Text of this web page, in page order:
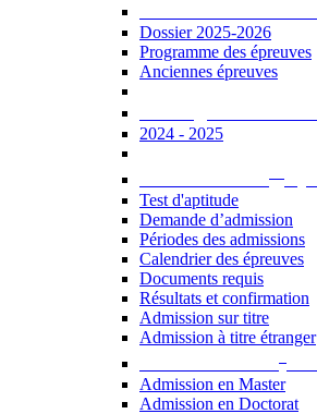
Dossier 2025-2026
Programme des épreuves
Anciennes épreuves
2024 - 2025
Test d'aptitude
Demande d’admission
Périodes des admissions
Calendrier des épreuves
Documents requis
Résultats et confirmation
Admission sur titre
Admission à titre étranger
Admission en Master
Admission en Doctorat